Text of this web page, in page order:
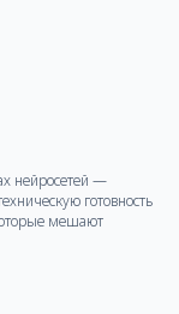
нейросетей —
готовность
мешают